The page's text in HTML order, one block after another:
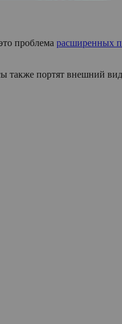
проблема расширенных
также портят внешний